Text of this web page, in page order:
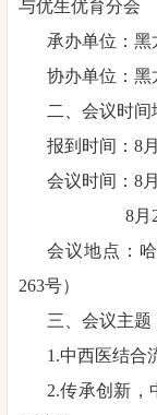
与优生优育分会
承办单位：
协办单位：黑
二、会议时间
报到时间：8
会议时间：8
8月23日
会议地点：
263号）
三、会议主题
1.中西医结合
2.传承创新，